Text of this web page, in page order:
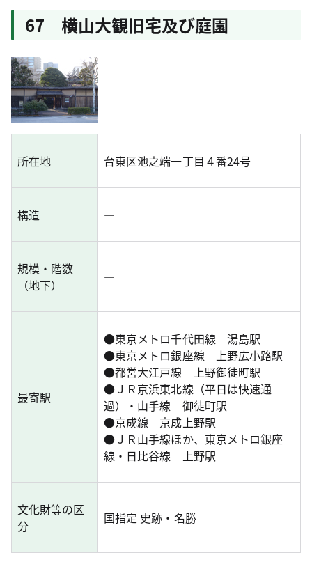
67 横山大観旧宅及び庭園
所在地 台東区池之端一丁目４番24号
構造 ―
規模・階数
（地下）
―
最寄駅
●東京メトロ千代田線 湯島駅
●東京メトロ銀座線 上野広小路駅
●都営大江戸線 上野御徒町駅
●ＪＲ京浜東北線（平日は快速通
過）・山手線 御徒町駅
●京成線 京成上野駅
●ＪＲ山手線ほか、東京メトロ銀座
線・日比谷線 上野駅
文化財等の区
分
国指定 史跡・名勝